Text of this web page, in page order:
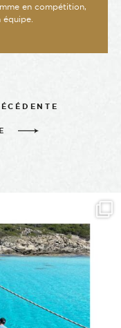
en compétition,
équipe.